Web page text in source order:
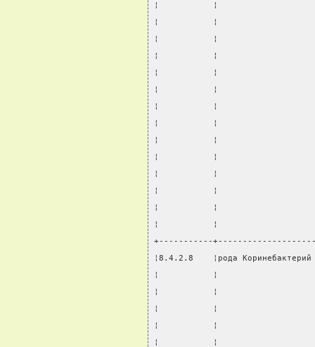
¦           ¦
¦           ¦
¦           ¦
¦           ¦
¦           ¦
¦           ¦
¦           ¦
¦           ¦
¦           ¦
¦           ¦
¦           ¦
¦           ¦
¦           ¦
¦           ¦
+-----------
¦8.4.2.8    ¦рода
¦           ¦
¦           ¦
¦           ¦
¦           ¦
¦           ¦